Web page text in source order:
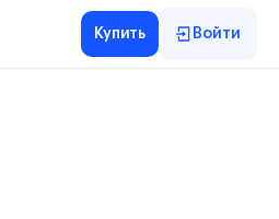
Купить Войти